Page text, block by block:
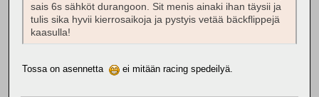
sais 6s sähköt durangoon. Sit menis ainaki ihan täysii ja
tulis sika hyvii kierrosaikoja ja pystyis vetää bäckflippejä
kaasulla!
Tossa on asennetta ei mitään racing spedeilyä.